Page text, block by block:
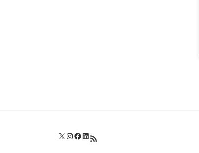
X Instagram
Facebook
LinkedIn
RSS akışı